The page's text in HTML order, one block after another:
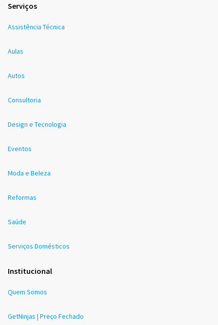
Serviços
Assistência Técnica
Aulas
Autos
Consultoria
Design e Tecnologia
Eventos
Moda e Beleza
Reformas
Saúde
Serviços Domésticos
Institucional
Quem Somos
GetNinjas | Preço Fechado